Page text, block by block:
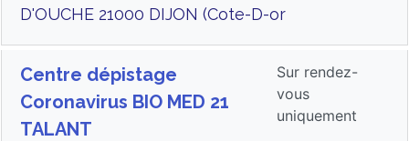
D'OUCHE 21000 DIJON (Cote-D-or
Centre dépistage
Coronavirus BIO MED 21
TALANT
Sur rendez-
vous
uniquement